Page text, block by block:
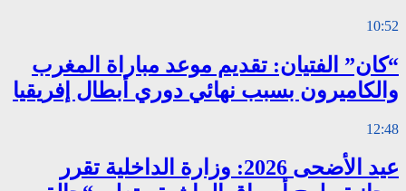
10:52
“كان” الفتيان: تقديم موعد مباراة المغرب
والكاميرون بسبب نهائي دوري أبطال إفريقيا
12:48
عيد الأضحى 2026: وزارة الداخلية تقرر